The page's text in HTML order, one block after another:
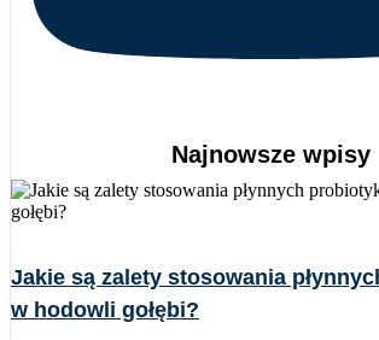
Najnowsze wpisy
Jakie są zalety stosowania
w hodowli gołębi?